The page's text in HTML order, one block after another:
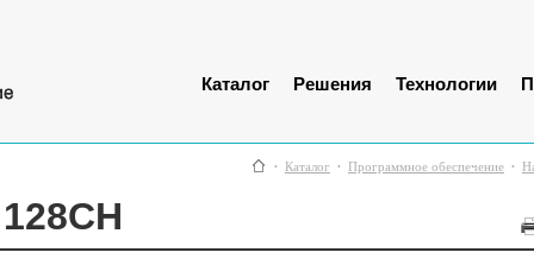
Каталог Решения Технологии
Каталог Программное обеспечение